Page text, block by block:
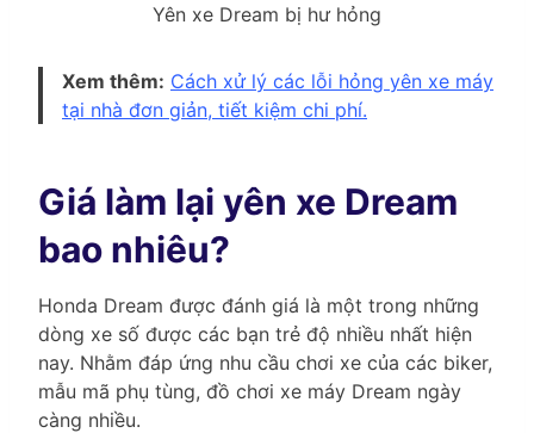
Yên xe Dream bị hư hỏng
Xem thêm: Cách xử lý các lỗi hỏng yên xe máy
tại nhà đơn giản, tiết kiệm chi phí.
Giá làm lại yên xe Dream
bao nhiêu?
Honda Dream được đánh giá là một trong những
dòng xe số được các bạn trẻ độ nhiều nhất hiện
nay. Nhằm đáp ứng nhu cầu chơi xe của các biker,
mẫu mã phụ tùng, đồ chơi xe máy Dream ngày
càng nhiều.